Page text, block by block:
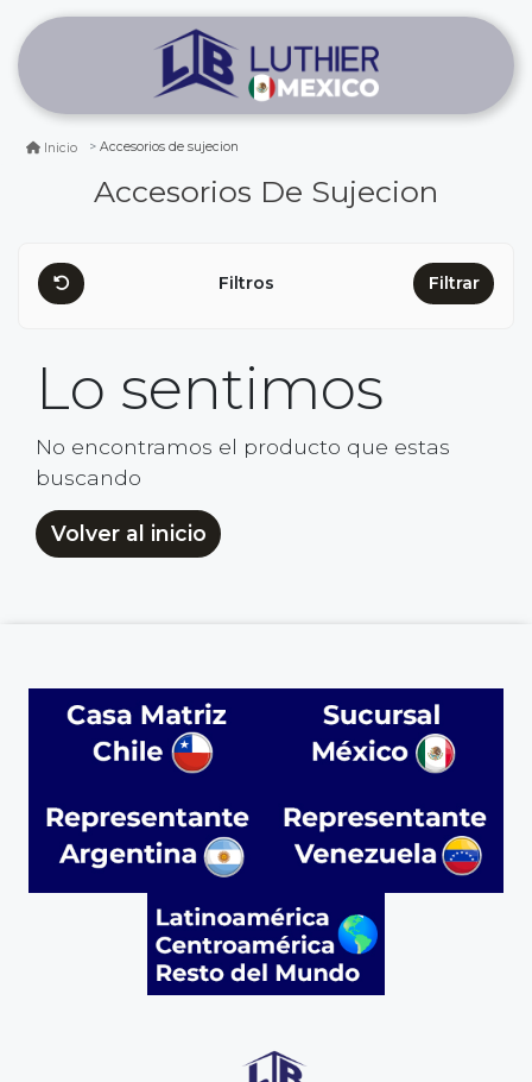
Inicio Accesorios de sujecion
Accesorios De Sujecion
Filtros Filtrar
Lo sentimos
No encontramos el producto que estas
buscando
Volver al inicio